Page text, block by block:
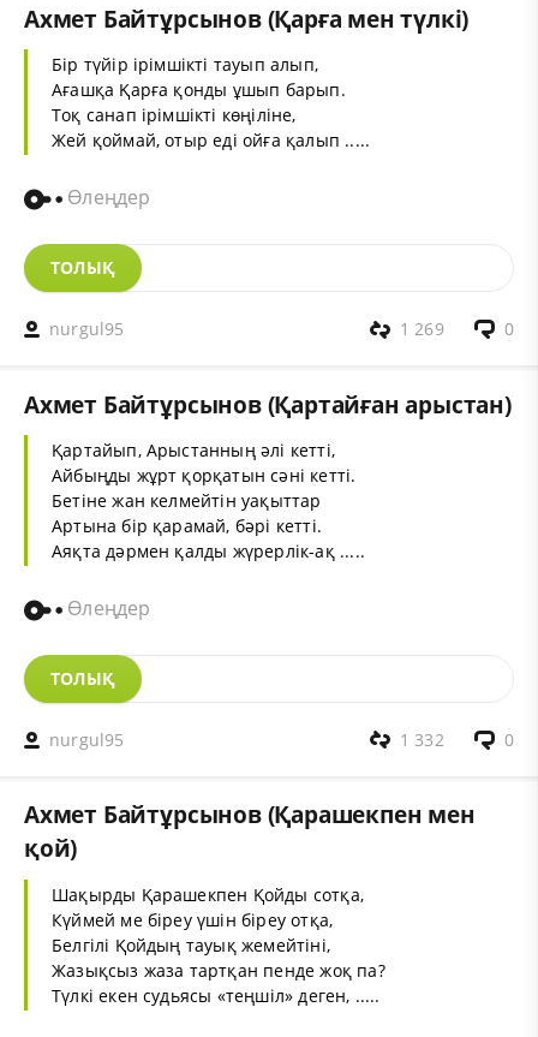
Ахмет Байтұрсынов (Қарға мен түлкі)
Бір түйір ірімшікті тауып алып,
Ағашқа Қарға қонды ұшып барып.
Тоқ санап ірімшікті көңіліне,
Жей қоймай, отыр еді ойға қалып .....
Өлеңдер
ТОЛЫҚ
nurgul95 0
1 269
Ахмет Байтұрсынов (Қартайған арыстан)
Қартайып, Арыстанның әлі кетті,
Айбыңды жұрт қорқатын сәні кетті.
Бетіне жан келмейтін уақыттар
Артына бір қарамай, бәрі кетті.
Аяқта дәрмен қалды жүрерлік-ақ .....
Өлеңдер
ТОЛЫҚ
nurgul95 0
1 332
Ахмет Байтұрсынов (Қарашекпен мен
қой)
Шақырды Қарашекпен Қойды сотқа,
Күймей ме біреу үшін біреу отқа,
Белгілі Қойдың тауық жемейтіні,
Жазықсыз жаза тартқан пенде жоқ па?
Түлкі екен судьясы «теңшіл» деген, .....